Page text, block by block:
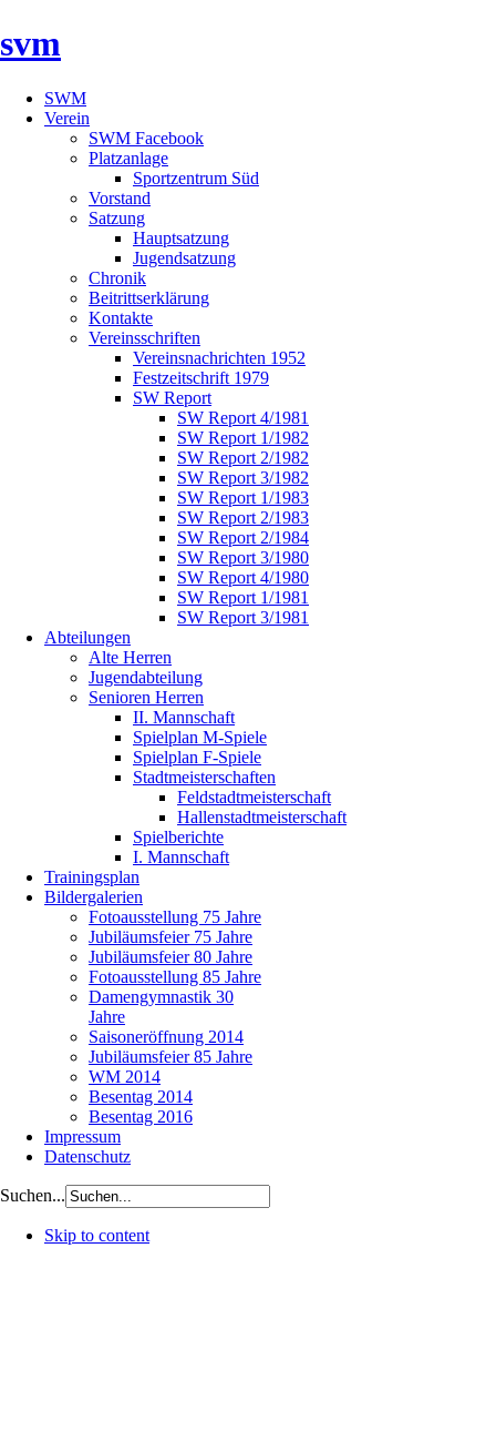
svm
SWM
Verein
SWM Facebook
Platzanlage
Sportzentrum Süd
Vorstand
Satzung
Hauptsatzung
Jugendsatzung
Chronik
Beitrittserklärung
Kontakte
Vereinsschriften
Vereinsnachrichten 1952
Festzeitschrift 1979
SW Report
SW Report 4/1981
SW Report 1/1982
SW Report 2/1982
SW Report 3/1982
SW Report 1/1983
SW Report 2/1983
SW Report 2/1984
SW Report 3/1980
SW Report 4/1980
SW Report 1/1981
SW Report 3/1981
Abteilungen
Alte Herren
Jugendabteilung
Senioren Herren
II. Mannschaft
Spielplan M-Spiele
Spielplan F-Spiele
Stadtmeisterschaften
Feldstadtmeisterschaft
Hallenstadtmeisterschaft
Spielberichte
I. Mannschaft
Trainingsplan
Bildergalerien
Fotoausstellung 75 Jahre
Jubiläumsfeier 75 Jahre
Jubiläumsfeier 80 Jahre
Fotoausstellung 85 Jahre
Damengymnastik 30
Jahre
Saisoneröffnung 2014
Jubiläumsfeier 85 Jahre
WM 2014
Besentag 2014
Besentag 2016
Impressum
Datenschutz
Suchen...
Skip to content